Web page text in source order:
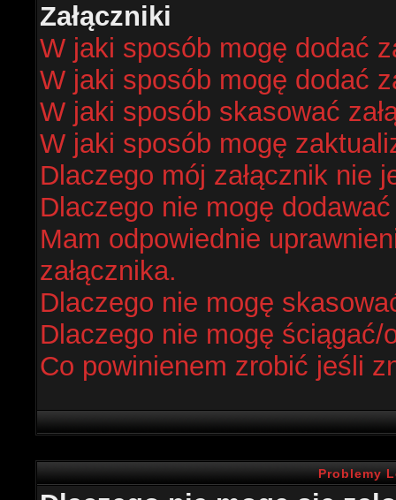
Załączniki
W jaki sposób mogę dodać
W jaki sposób mogę dodać
W jaki sposób skasować
W jaki sposób mogę
Dlaczego mój załącznik nie
Dlaczego nie mogę dodawać
Mam odpowiednie
załącznika.
Dlaczego nie mogę
Dlaczego nie mogę ściągać/
Co powinienem zrobić jeśli
Problemy